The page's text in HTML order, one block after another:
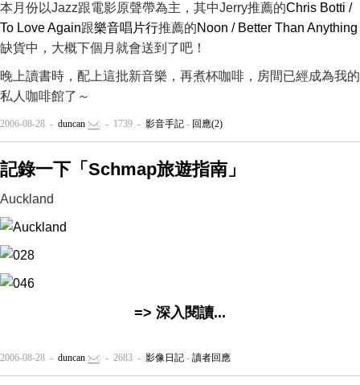
本月份以Jazz跟電影原聲帶為主，其中Jerry推薦的Chris Botti /
To Love Again跟樂音唱片行推薦的Noon / Better Than Anything
缺貨中，大概下個月就會送到了吧！
晚上讀書時，配上這批新音樂，再煮杯咖啡，房間已經成為我的
私人咖啡館了～
2006-08-28 - duncan - 1739 - 影音手記 - 回應(2)
記錄一下「Schmap旅遊指南」
Auckland
=> 深入閱讀...
2006-08-28 - duncan - 2683 - 影像日記 - 讀者回應